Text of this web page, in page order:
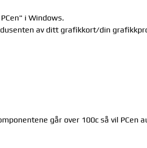
i Windows.
av ditt grafikkort/din
går over 100c så vil PCen